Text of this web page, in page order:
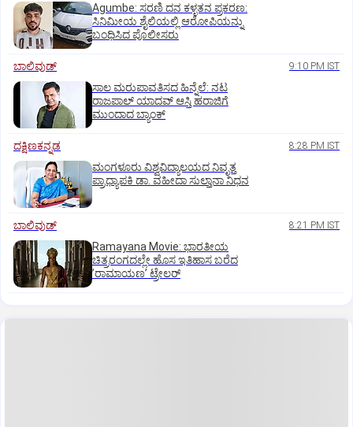
Agumbe: ಸರಣಿ ದನ ಕಳ್ಳತನ ಪ್ರಕರಣ:
ಸಿನಿಮೀಯ ಶೈಲಿಯಲ್ಲಿ ಆರೋಪಿಯನ್ನು
ಬಂಧಿಸಿದ ಪೊಲೀಸರು
ಬಾಲಿವುಡ್‌ 9:10 PM IST
ಸಾಲ ಮರುಪಾವತಿಸದ ಹಿನ್ನೆಲೆ: ನಟ
ರಾಜಪಾಲ್ ಯಾದವ್‌ ಆಸ್ತಿ ಹರಾಜಿಗೆ
ಮುಂದಾದ ಬ್ಯಾಂಕ್
ದಕ್ಷಿಣಕನ್ನಡ 8:28 PM IST
ಮಂಗಳೂರು ವಿಶ್ವವಿದ್ಯಾಲಯದ ನಿವೃತ್ತ
ಪ್ರಾಧ್ಯಾಪಕಿ ಡಾ. ವಹೀದಾ ಸುಲ್ತಾನಾ ನಿಧನ
ಬಾಲಿವುಡ್‌ 8:21 PM IST
Ramayana Movie: ಭಾರತೀಯ
ಚಿತ್ರರಂಗದಲ್ಲೇ ಹೊಸ ಇತಿಹಾಸ ಬರೆದ
ʼರಾಮಾಯಣʼ ಟ್ರೇಲರ್